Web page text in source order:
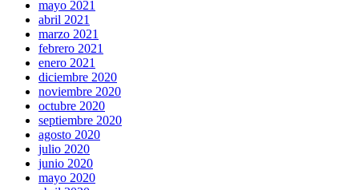
mayo 2021
abril 2021
marzo 2021
febrero 2021
enero 2021
diciembre 2020
noviembre 2020
octubre 2020
septiembre 2020
agosto 2020
julio 2020
junio 2020
mayo 2020